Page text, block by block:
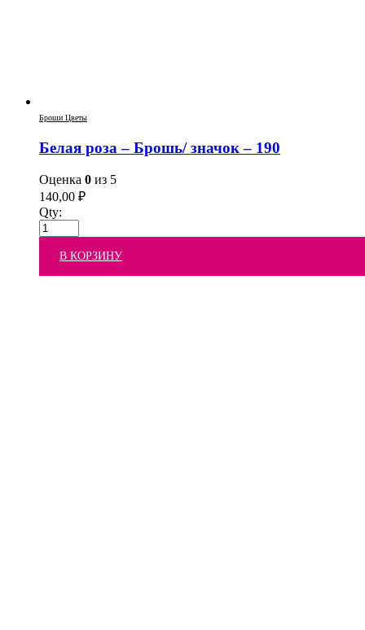
Броши Цветы
Белая роза – Брошь/ значок – 190
Оценка 0 из 5
140,00 ₽
Qty:
В КОРЗИНУ